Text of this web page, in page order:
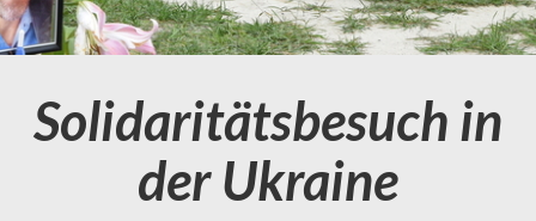
Solidaritätsbesuch in
der Ukraine